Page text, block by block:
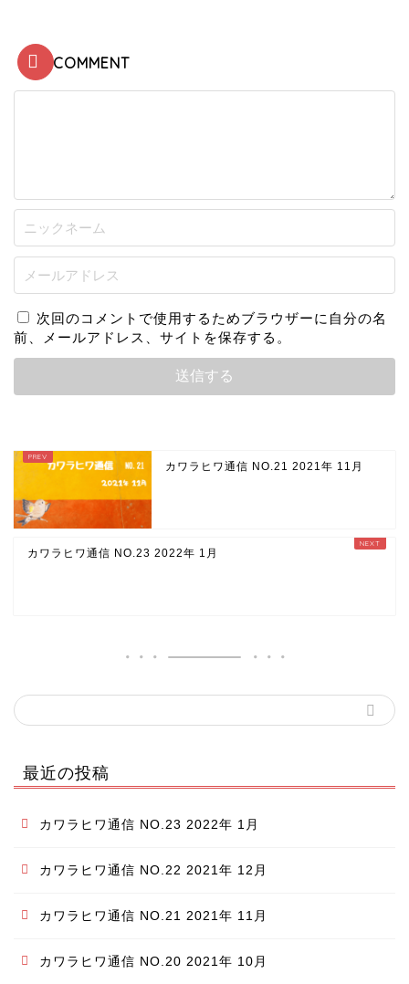
COMMENT
次回のコメントで使用するためブラウザーに自分の名
前、メールアドレス、サイトを保存する。
カワラヒワ通信 NO.21 2021年 11月
カワラヒワ通信 NO.23 2022年 1月
最近の投稿
カワラヒワ通信 NO.23 2022年 1月
カワラヒワ通信 NO.22 2021年 12月
カワラヒワ通信 NO.21 2021年 11月
カワラヒワ通信 NO.20 2021年 10月